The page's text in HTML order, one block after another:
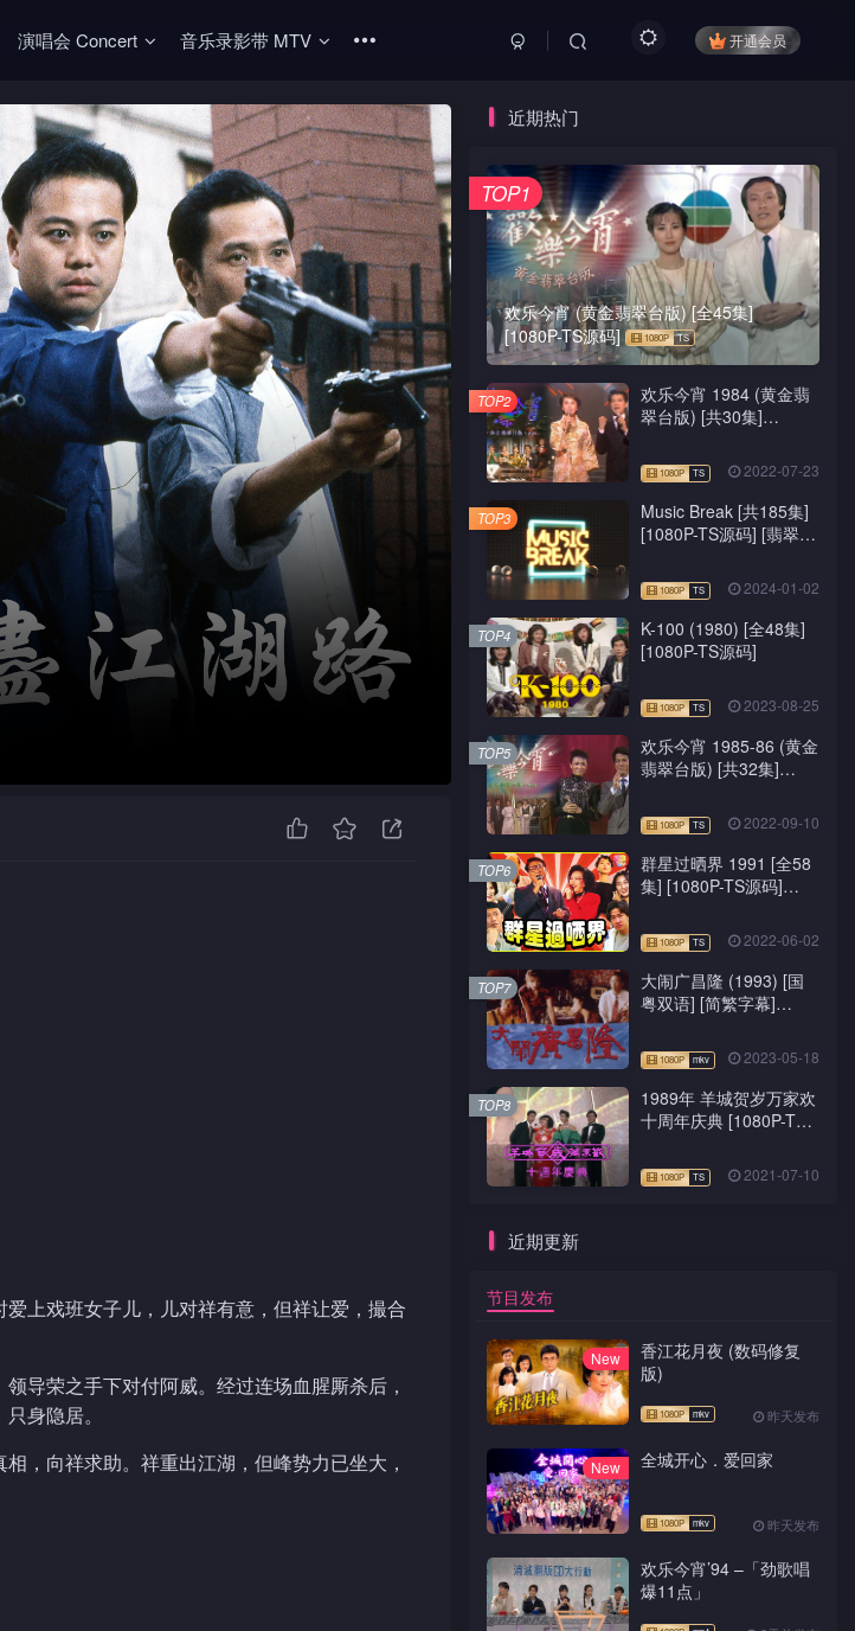
演唱会 Concert 音乐录影带 MTV 开通会员
上戏班女子儿，儿对祥有意，但祥让爱，撮合
导荣之手下对付阿威。经过连场血腥厮杀后，
身隐居。
，向祥求助。祥重出江湖，但峰势力已坐大，
近期热门
欢乐今宵 (黄金翡翠台版) [全45集]
[1080P-TS源码]
TOP1
欢乐今宵 1984 (黄金翡
翠台版) [共30集]
2022-07-23
TOP2
Music Break [共185集]
[1080P-TS源码] [翡翠
2024-01-02
TOP3
K-100 (1980) [全48集]
[1080P-TS源码]
2023-08-25
TOP4
欢乐今宵 1985-86 (黄金
翡翠台版) [共32集]
2022-09-10
TOP5
群星过晒界 1991 [全58
集] [1080P-TS源码]
2022-06-02
TOP6
大闹广昌隆 (1993) [国
粤双语] [简繁字幕]
2023-05-18
TOP7
1989年 羊城贺岁万家欢
十周年庆典 [1080P-TS
2021-07-10
TOP8
近期更新
节目发布
New
香江花月夜 (数码修复
版)
昨天发布
New 全城开心．爱回家
昨天发布
欢乐今宵’94 –「劲歌唱
爆11点」